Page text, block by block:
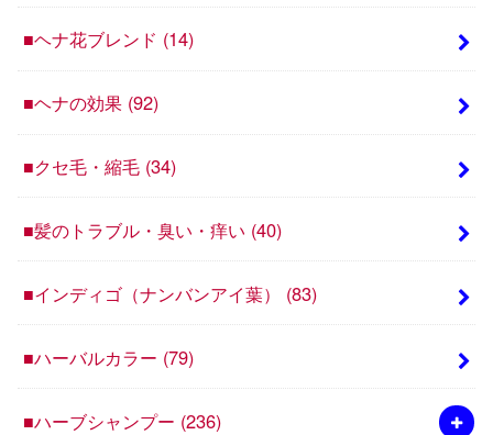
■ヘナ花ブレンド (14)
■ヘナの効果 (92)
■クセ毛・縮毛 (34)
■髪のトラブル・臭い・痒い (40)
■インディゴ（ナンバンアイ葉） (83)
■ハーバルカラー (79)
■ハーブシャンプー (236)